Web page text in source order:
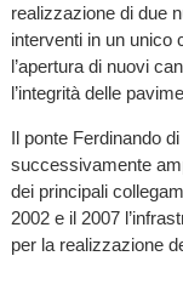
realizzazione di due
interventi in un unico
l’apertura di nuovi
l’integrità delle
Il ponte Ferdinando
successivamente
dei principali
2002 e il 2007
per la realizzazione